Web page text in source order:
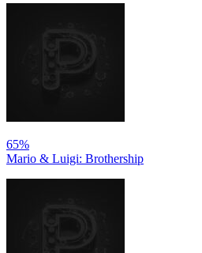
65%
Mario & Luigi: Brothership